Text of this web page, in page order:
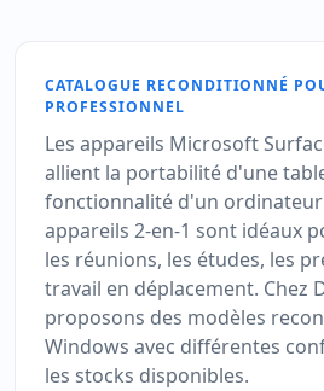
CATALOGUE RECONDITIONNÉ
PROFESSIONNEL
Les appareils Microsoft
allient la portabilité d'une
fonctionnalité d'un ordinateur
appareils 2-en-1 sont idéaux
les réunions, les études, les
travail en déplacement. Chez
proposons des modèles
Windows avec différentes
les stocks disponibles.